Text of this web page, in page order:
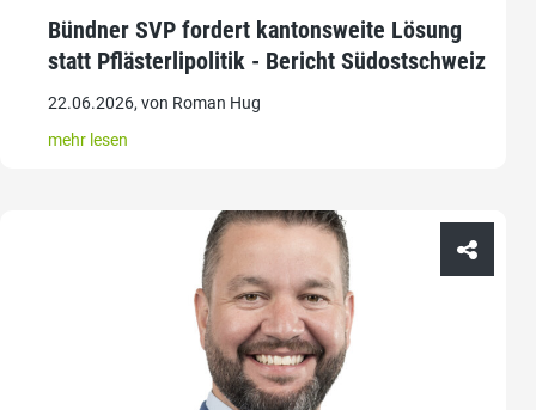
Bündner SVP fordert kantonsweite Lösung
statt Pflästerlipolitik - Bericht Südostschweiz
22.06.2026, von Roman Hug
mehr lesen